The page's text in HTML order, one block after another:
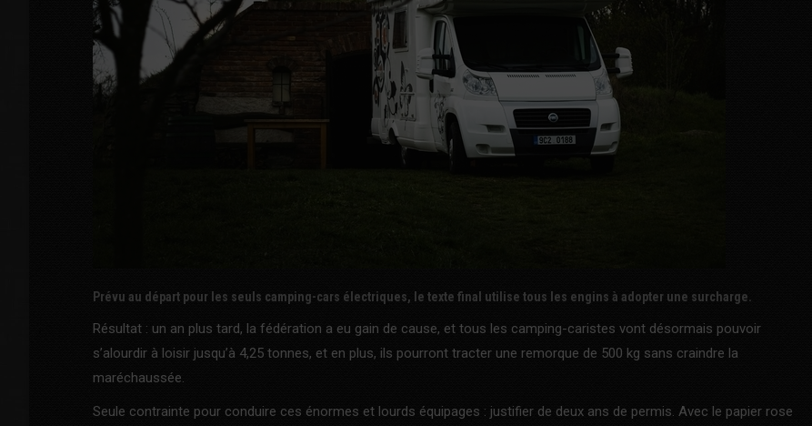
Prévu au départ pour les seuls camping-cars électriques, le texte final utilise tous les engins à adopter une surcharge.
Résultat : un an plus tard, la fédération a eu gain de cause, et tous les camping-caristes vont désormais pouvoir
s’alourdir à loisir jusqu’à 4,25 tonnes, et en plus, ils pourront tracter une remorque de 500 kg sans craindre la
maréchaussée.
Seule contrainte pour conduire ces énormes et lourds équipages : justifier de deux ans de permis. Avec le papier rose